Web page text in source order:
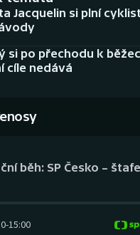
ČT sport
Jacquelin si plní
si po přechodu k
cíle nedává
běh: SP Česko –
-15:00